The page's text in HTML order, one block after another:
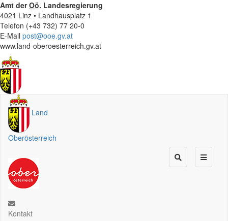
Amt derOö. Landesregierung
4021 Linz • Landhausplatz 1
Telefon (+43 732) 77 20-0
E-Mail post@ooe.gv.at
www.land-oberoesterreich.gv.at
Land
Oberösterreich
Kontakt